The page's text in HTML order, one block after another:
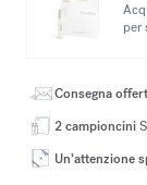
per
Consegna
2 campioncini
Un’attenzione